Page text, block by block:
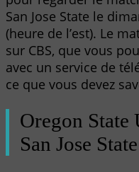
San Jose State le
(heure de l’est). Le
sur CBS, que vous
avec un service de
ce que vous devez
Oregon
San Jose